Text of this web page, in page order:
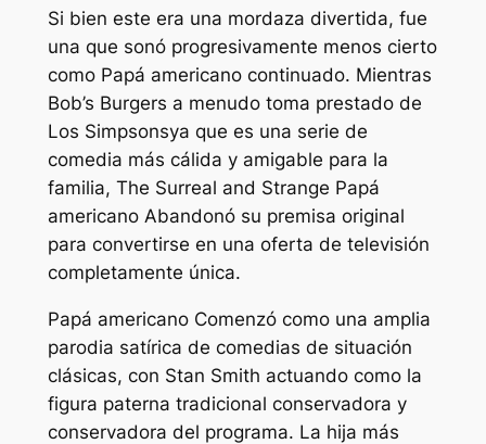
Si bien este era una mordaza divertida, fue
una que sonó progresivamente menos cierto
como Papá americanocontinuado. Mientras
Bob’s Burgers a menudo toma prestado de
Los Simpsonsya que es una serie de
comedia más cálida y amigable para la
familia, The Surreal and Strange Papá
americanoAbandonó su premisa original
para convertirse en una oferta de televisión
completamente única.
Papá americano Comenzó como una amplia
parodia satírica de comedias de situación
clásicas, con Stan Smith actuando como la
figura paterna tradicional conservadora y
conservadora del programa. La hija más